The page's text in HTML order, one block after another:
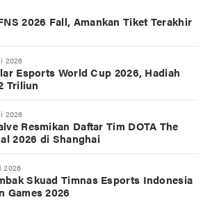
2026 Fall, Amankan Tiket Terakhir
2026
Esports World Cup 2026, Hadiah
Triliun
2026
Resmikan Daftar Tim DOTA The
2026 di Shanghai
2026
Skuad Timnas Esports Indonesia
Games 2026